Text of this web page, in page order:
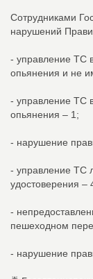
Сотрудниками
нарушений
- управление ТС
опьянения и не
- управление ТС
опьянения – 1;
- нарушение
- управление ТС
удостоверения –
-
пешеходном
- нарушение